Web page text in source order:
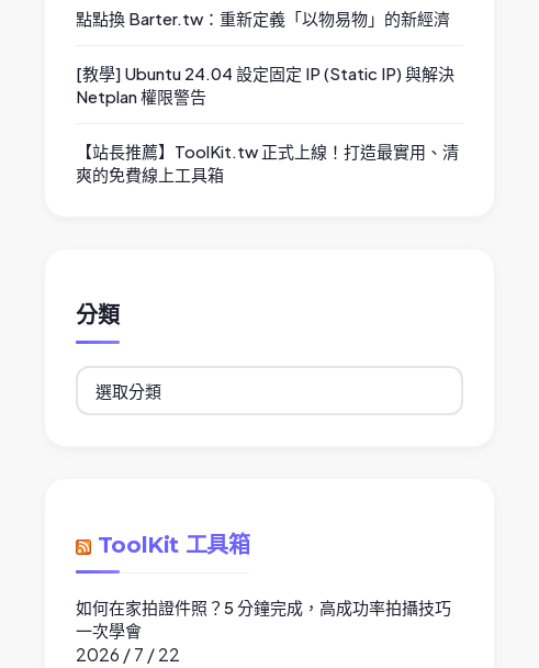
點點換 Barter.tw：重新定義「以物易物」的新經濟
[教學] Ubuntu 24.04 設定固定 IP (Static IP) 與解決
Netplan 權限警告
【站長推薦】ToolKit.tw 正式上線！打造最實用、清
爽的免費線上工具箱
分類
分
類
ToolKit 工具箱
如何在家拍證件照？5 分鐘完成，高成功率拍攝技巧
一次學會
2026 / 7 / 22